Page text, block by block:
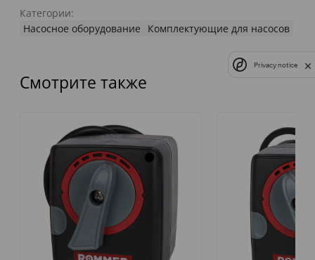
Категории:
Насосное оборудование
Комплектующие для насосов
Смотрите также
Privacy notice